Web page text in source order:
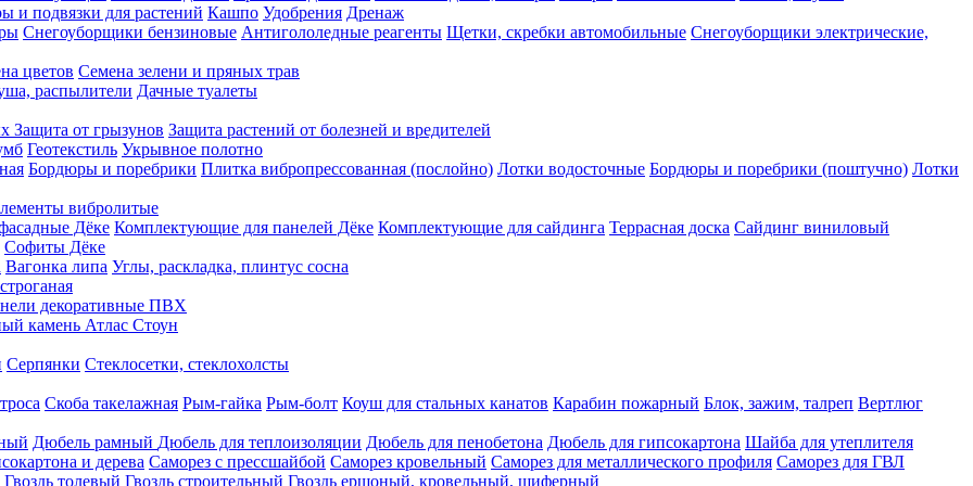
и подвязки для растений Кашпо Удобрения Дренаж
Снегоуборщики бензиновые Антигололедные реагенты Щетки, скребки автомобильные Снегоуборщики электрические,
цветов Семена зелени и пряных трав
распылители Дачные туалеты
Защита от грызунов Защита растений от болезней и вредителей
Геотекстиль Укрывное полотно
Бордюры и поребрики Плитка вибропрессованная (послойно) Лотки водосточные Бордюры и поребрики (поштучно) Лотки
вибролитые
Дёке Комплектующие для панелей Дёке Комплектующие для сайдинга Террасная доска Сайдинг виниловый
Софиты Дёке
Вагонка липа Углы, раскладка, плинтус сосна
декоративные ПВХ
камень Атлас Стоун
Серпянки Стеклосетки, стеклохолсты
Скоба такелажная Рым-гайка Рым-болт Коуш для стальных канатов Карабин пожарный Блок, зажим, талреп Вертлюг
Дюбель рамный Дюбель для теплоизоляции Дюбель для пенобетона Дюбель для гипсокартона Шайба для утеплителя
и дерева Саморез с прессшайбой Саморез кровельный Саморез для металлического профиля Саморез для ГВЛ
Гвоздь толевый Гвоздь строительный Гвоздь ершоный, кровельный, шиферный